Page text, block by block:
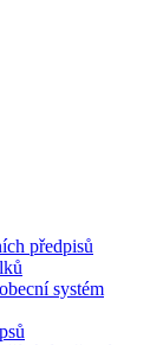
předpisů
systém